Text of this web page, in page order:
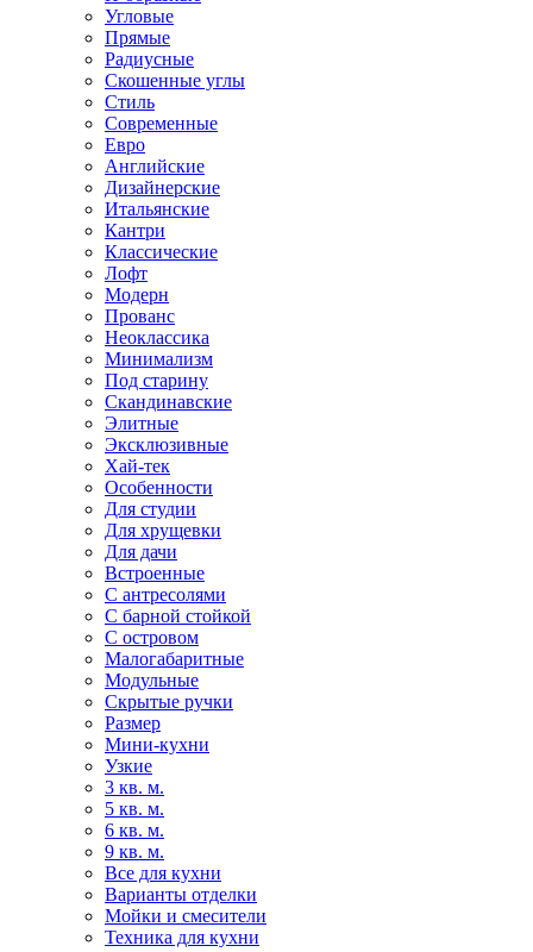
Угловые
Прямые
Радиусные
Скошенные углы
Стиль
Современные
Евро
Английские
Дизайнерские
Итальянские
Кантри
Классические
Лофт
Модерн
Прованс
Неоклассика
Минимализм
Под старину
Скандинавские
Элитные
Эксклюзивные
Хай-тек
Особенности
Для студии
Для хрущевки
Для дачи
Встроенные
С антресолями
С барной стойкой
С островом
Малогабаритные
Модульные
Скрытые ручки
Размер
Мини-кухни
Узкие
3 кв. м.
5 кв. м.
6 кв. м.
9 кв. м.
Все для кухни
Варианты отделки
Мойки и смесители
Техника для кухни